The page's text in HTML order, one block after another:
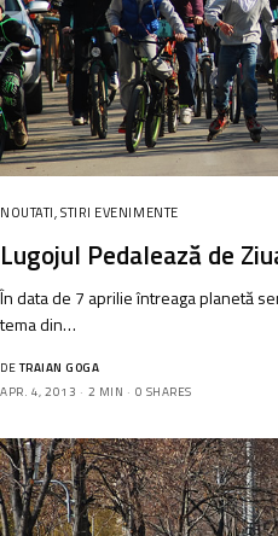
NOUTATI,STIRI EVENIMENTE
Lugojul Pedalează de
În data de 7 aprilie întreaga planetă
tema din…
DE TRAIAN GOGA
APR. 4, 2013
2 MIN 0 SHARES